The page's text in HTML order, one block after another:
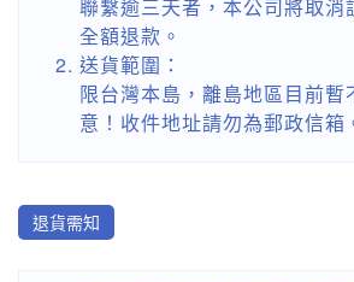
聯繫逾三天者，本公司將取消
全額退款。
送貨範圍：
限台灣本島，離島地區目前暫
意！收件地址請勿為郵政信箱
退貨需知